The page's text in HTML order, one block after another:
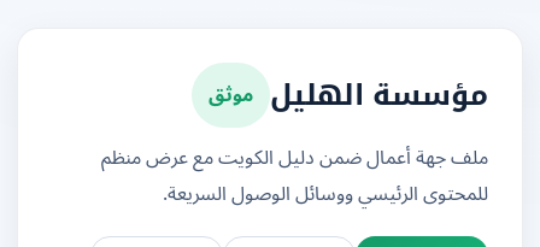
مؤسسة الهليل موثق
ملف جهة أعمال ضمن دليل الكويت مع عرض منظم
للمحتوى الرئيسي ووسائل الوصول السريعة.